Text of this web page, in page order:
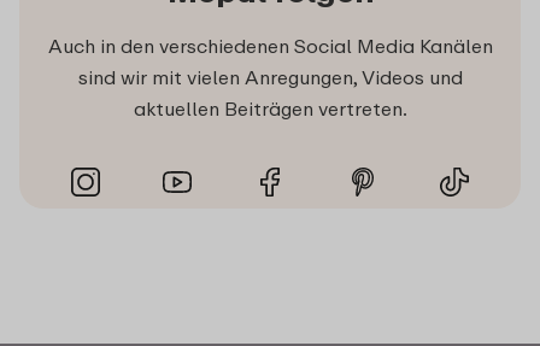
Auch in den verschiedenen Social Media Kanälen
sind wir mit vielen Anregungen, Videos und
aktuellen Beiträgen vertreten.